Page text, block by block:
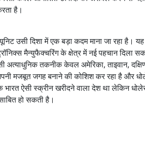
है।
उसी दिशा में एक बड़ा कदम माना जा रहा है।
मैन्युफैक्चरिंग के क्षेत्र में नई पहचान दिला
तकनीक केवल अमेरिका, ताइवान,
मजबूत जगह बनाने की कोशिश कर रहा है और
ऐसी स्क्रीन खरीदने वाला देश था लेकिन
हो सकती है।